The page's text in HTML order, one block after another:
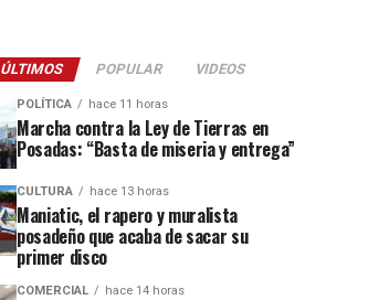
ÚLTIMOS POPULAR VIDEOS
POLÍTICA hace 11 horas
Marcha contra la Ley de Tierras en
Posadas: “Basta de miseria y entrega”
CULTURA hace 13 horas
Maniatic, el rapero y muralista
posadeño que acaba de sacar su
primer disco
COMERCIAL hace 14 horas